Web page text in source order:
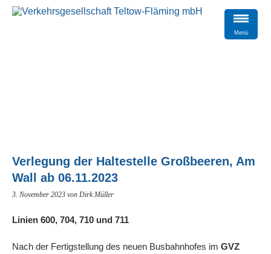
Verlegung der Haltestelle Großbeeren, Am
Wall ab 06.11.2023
3. November 2023 von Dirk Müller
Linien 600, 704, 710 und 711
Nach der Fertigstellung des neuen Busbahnhofes im GVZ
Menü